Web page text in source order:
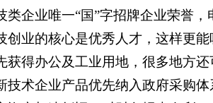
类企业唯一“国”字招牌企业荣誉
创业的核心是优秀人才，这样更能
获得办公及工业用地，很多地方还
技术企业产品优先纳入政府采购体